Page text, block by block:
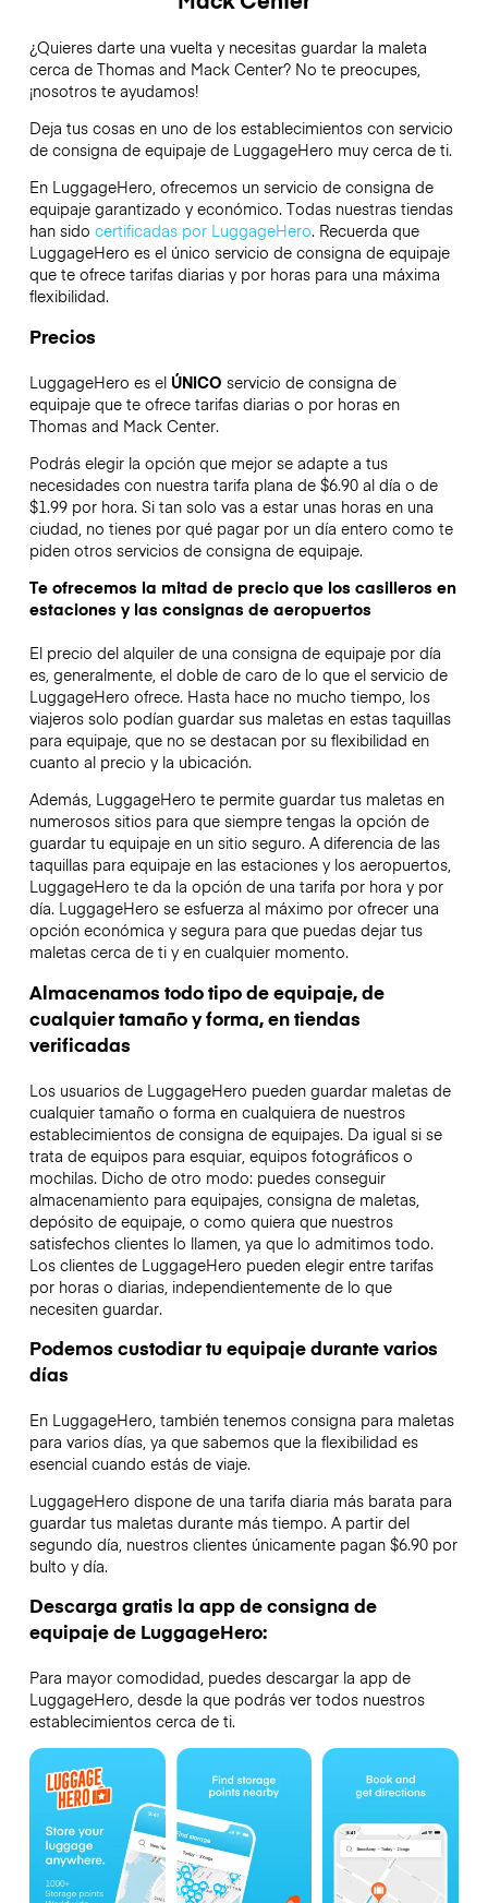
¿Quieres darte una vuelta y necesitas guardar la maleta
cerca de Thomas and Mack Center? No te preocupes,
¡nosotros te ayudamos!
Deja tus cosas en uno de los establecimientos con servicio
de consigna de equipaje de LuggageHero muy cerca de ti.
En LuggageHero, ofrecemos un servicio de consigna de
equipaje garantizado y económico. Todas nuestras tiendas
han sido certificadas por LuggageHero. Recuerda que
LuggageHero es el único servicio de consigna de equipaje
que te ofrece tarifas diarias y por horas para una máxima
flexibilidad.
Precios
LuggageHero es el ÚNICO servicio de consigna de
equipaje que te ofrece tarifas diarias o por horas en
Thomas and Mack Center.
Podrás elegir la opción que mejor se adapte a tus
necesidades con nuestra tarifa plana de $6.90 al día o de
$1.99 por hora. Si tan solo vas a estar unas horas en una
ciudad, no tienes por qué pagar por un día entero como te
piden otros servicios de consigna de equipaje.
Te ofrecemos la mitad de precio que los casilleros en
estaciones y las consignas de aeropuertos
El precio del alquiler de una consigna de equipaje por día
es, generalmente, el doble de caro de lo que el servicio de
LuggageHero ofrece. Hasta hace no mucho tiempo, los
viajeros solo podían guardar sus maletas en estas taquillas
para equipaje, que no se destacan por su flexibilidad en
cuanto al precio y la ubicación.
Además, LuggageHero te permite guardar tus maletas en
numerosos sitios para que siempre tengas la opción de
guardar tu equipaje en un sitio seguro. A diferencia de las
taquillas para equipaje en las estaciones y los aeropuertos,
LuggageHero te da la opción de una tarifa por hora y por
día. LuggageHero se esfuerza al máximo por ofrecer una
opción económica y segura para que puedas dejar tus
maletas cerca de ti y en cualquier momento.
Almacenamos todo tipo de equipaje, de
cualquier tamaño y forma, en tiendas
verificadas
Los usuarios de LuggageHero pueden guardar maletas de
cualquier tamaño o forma en cualquiera de nuestros
establecimientos de consigna de equipajes. Da igual si se
trata de equipos para esquiar, equipos fotográficos o
mochilas. Dicho de otro modo: puedes conseguir
almacenamiento para equipajes, consigna de maletas,
depósito de equipaje, o como quiera que nuestros
satisfechos clientes lo llamen, ya que lo admitimos todo.
Los clientes de LuggageHero pueden elegir entre tarifas
por horas o diarias, independientemente de lo que
necesiten guardar.
Podemos custodiar tu equipaje durante varios
días
En LuggageHero, también tenemos consigna para maletas
para varios días, ya que sabemos que la flexibilidad es
esencial cuando estás de viaje.
LuggageHero dispone de una tarifa diaria más barata para
guardar tus maletas durante más tiempo. A partir del
segundo día, nuestros clientes únicamente pagan $6.90 por
bulto y día.
Descarga gratis la app de consigna de
equipaje de LuggageHero:
Para mayor comodidad, puedes descargar la app de
LuggageHero, desde la que podrás ver todos nuestros
establecimientos cerca de ti.